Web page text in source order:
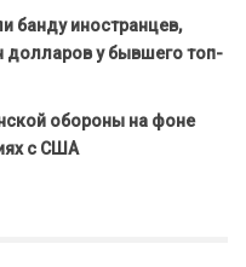
банду иностранцев,
долларов у бывшего топ-
обороны на фоне
с США